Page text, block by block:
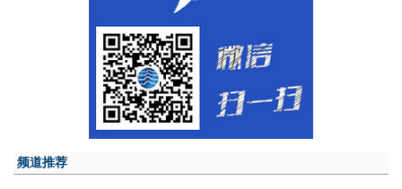
频道推荐